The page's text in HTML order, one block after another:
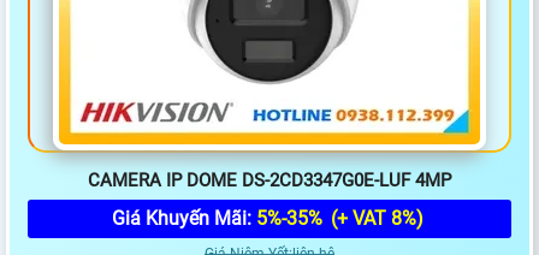
CAMERA IP DOME DS-2CD3347G0E-LUF 4MP
Giá Khuyến Mãi: 5%-35% (+ VAT 8%)